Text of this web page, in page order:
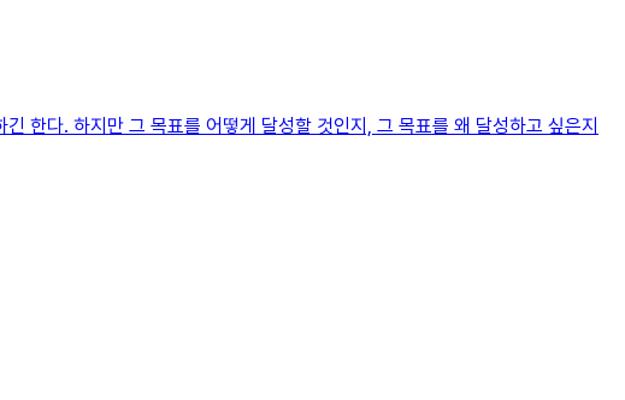
한다. 하지만 그 목표를 어떻게 달성할 것인지, 그 목표를 왜 달성하고 싶은지